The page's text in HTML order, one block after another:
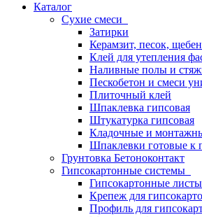
Каталог
Сухие смеси
Затирки
Керамзит, песок,
Клей для утепления
Наливные полы и
Пескобетон и смеси
Плиточный клей
Шпаклевка гипсовая
Штукатурка гипсовая
Кладочные и
Шпаклевки готовые к
Грунтовка Бетоноконтакт
Гипсокартонные системы
Гипсокартонные
Крепеж для
Профиль для